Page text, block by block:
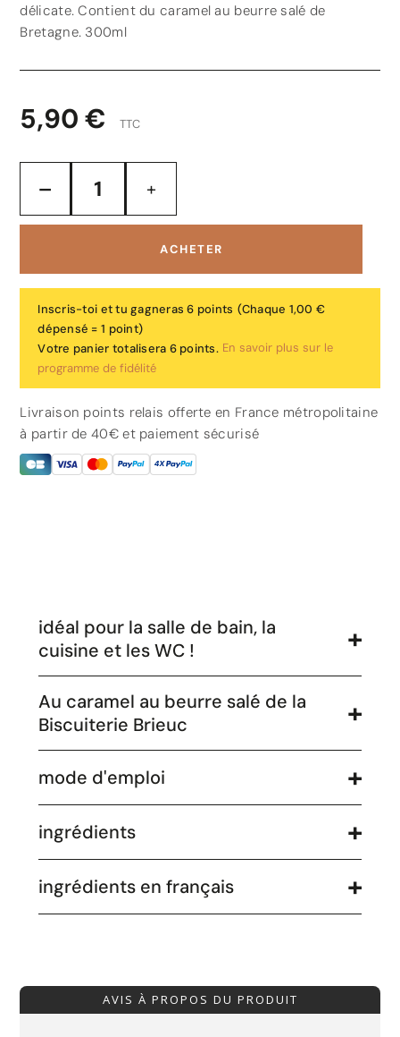
délicate. Contient du caramel au beurre salé de
Bretagne. 300ml
5,90 € TTC
ACHETER
Inscris-toi et tu gagneras 6 points (Chaque 1,00 €
dépensé = 1 point)
Votre panier totalisera 6 points. En savoir plus sur le
programme de fidélité
Livraison points relais offerte en France métropolitaine
à partir de 40€ et paiement sécurisé
idéal pour la salle de bain, la
cuisine et les WC !
Au caramel au beurre salé de la
Biscuiterie Brieuc
mode d'emploi
ingrédients
ingrédients en français
AVIS À PROPOS DU PRODUIT